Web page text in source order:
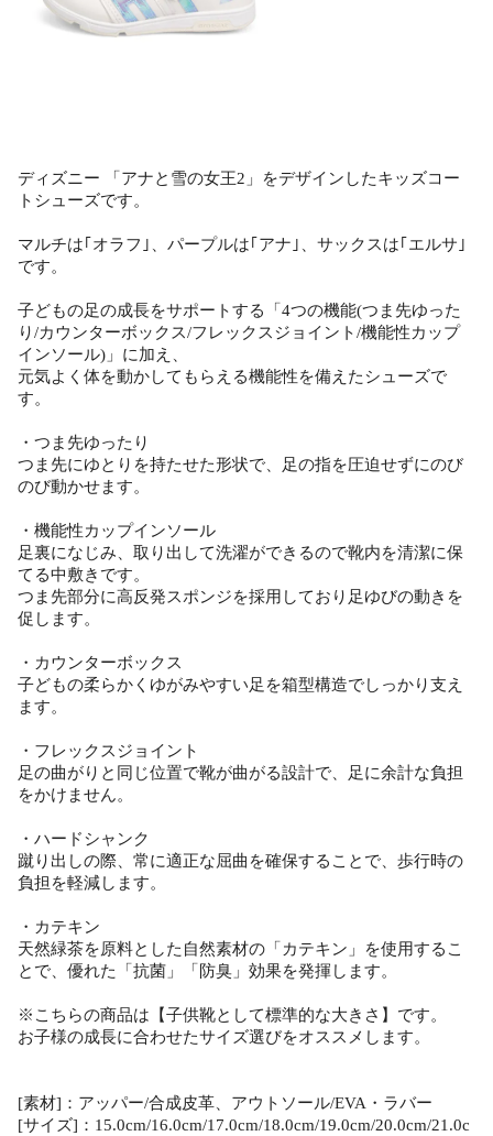
ディズニー 「アナと雪の女王2」をデザインしたキッズコー
トシューズです。
マルチは｢オラフ｣、パープルは｢アナ｣、サックスは｢エルサ｣
です。
子どもの足の成長をサポートする「4つの機能(つま先ゆった
り/カウンターボックス/フレックスジョイント/機能性カップ
インソール)」に加え、
元気よく体を動かしてもらえる機能性を備えたシューズで
す。
・つま先ゆったり
つま先にゆとりを持たせた形状で、足の指を圧迫せずにのび
のび動かせます。
・機能性カップインソール
足裏になじみ、取り出して洗濯ができるので靴内を清潔に保
てる中敷きです。
つま先部分に高反発スポンジを採用しており足ゆびの動きを
促します。
・カウンターボックス
子どもの柔らかくゆがみやすい足を箱型構造でしっかり支え
ます。
・フレックスジョイント
足の曲がりと同じ位置で靴が曲がる設計で、足に余計な負担
をかけません。
・ハードシャンク
蹴り出しの際、常に適正な屈曲を確保することで、歩行時の
負担を軽減します。
・カテキン
天然緑茶を原料とした自然素材の「カテキン」を使用するこ
とで、優れた「抗菌」「防臭」効果を発揮します。
※こちらの商品は【子供靴として標準的な大きさ】です。
お子様の成長に合わせたサイズ選びをオススメします。
[素材]：アッパー/合成皮革、アウトソール/EVA・ラバー
[サイズ]：15.0cm/16.0cm/17.0cm/18.0cm/19.0cm/20.0cm/21.0c